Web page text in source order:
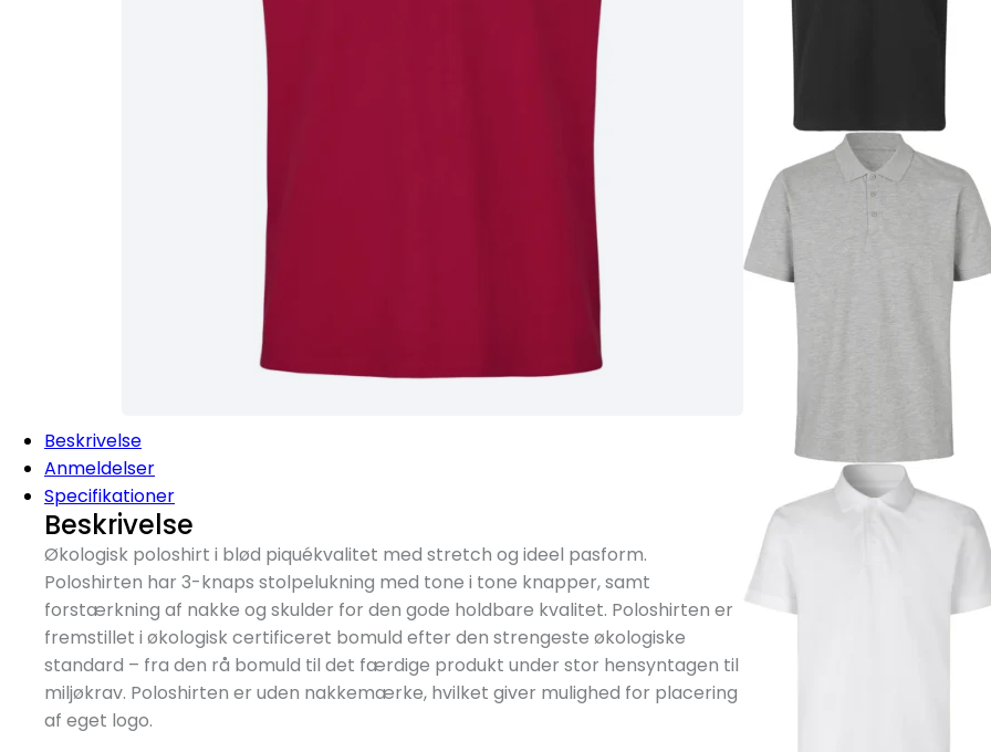
Beskrivelse
Anmeldelser
Specifikationer
Beskrivelse
Økologisk poloshirt i blød piquékvalitet med stretch og ideel pasform.
Poloshirten har 3-knaps stolpelukning med tone i tone knapper, samt
forstærkning af nakke og skulder for den gode holdbare kvalitet. Poloshirten er
fremstillet i økologisk certificeret bomuld efter den strengeste økologiske
standard – fra den rå bomuld til det færdige produkt under stor hensyntagen til
miljøkrav. Poloshirten er uden nakkemærke, hvilket giver mulighed for placering
af eget logo.